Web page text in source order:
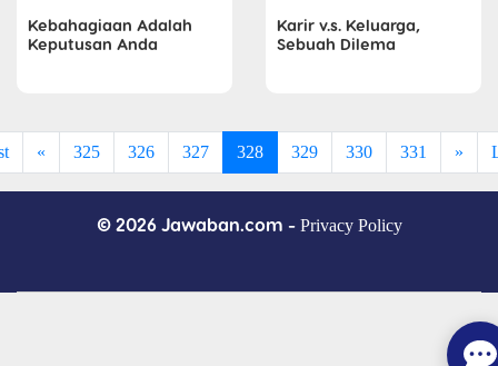
Kebahagiaan Adalah
Keputusan Anda
Karir v.s. Keluarga,
Sebuah Dilema
« 325 326 327 328 329 330 331 »
© 2026 Jawaban.com - Privacy Policy